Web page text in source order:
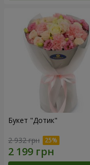
Букет "Дотик"
2 932 грн